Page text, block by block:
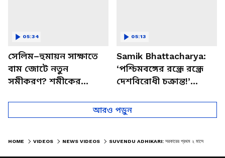
সেলিম–হুমায়ন সাক্ষাতে
বাম জোটে নতুন
সমীকরণ? শমীকের
Samik Bhattacharya
05:34
Samik Bhattacharya:
‘পশ্চিমবঙ্গের রন্ধ্রে রন্ধ্রে
দেশবিরোধী চক্রান্ত!’
BJP News
05:13
আরও পড়ুন
HOME VIDEOS NEWS VIDEOS